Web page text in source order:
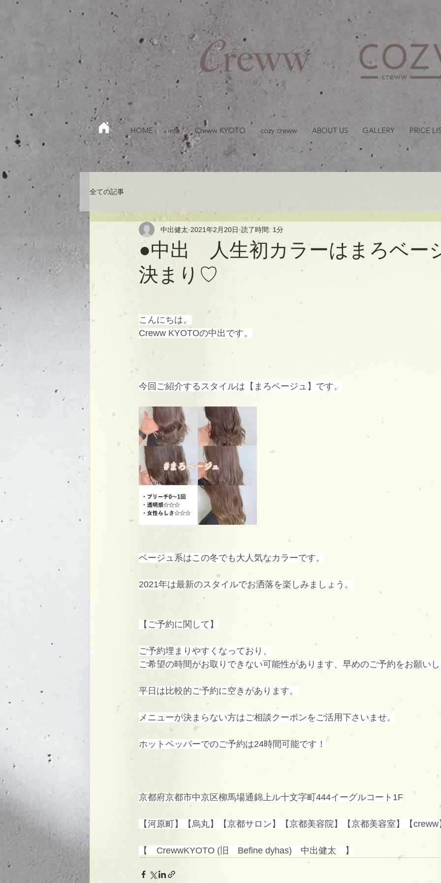
HOME info Creww KYOTO cozy creww ABOUT US GALLERY PRICE
全ての記事
●中出 人生初カラーはまろベー
決まり♡
中出健太 2021年2月20日 読了時間: 1分
こんにちは。
Creww KYOTOの中出です。
今回ご紹介するスタイルは【まろベージュ】です。
ベージュ系はこの冬でも大人気なカラーです。
2021年は最新のスタイルでお洒落を楽しみましょう。
【ご予約に関して】
ご予約埋まりやすくなっており、
ご希望の時間がお取りできない可能性があります、早めのご予約をお願い
平日は比較的ご予約に空きがあります。
メニューが決まらない方はご相談クーポンをご活用下さいませ。
ホットペッパーでのご予約は24時間可能です！
京都府京都市中京区柳馬場通錦上ル十文字町444イーグルコート1F
【河原町】【烏丸】【京都サロン】【京都美容院】【京都美容室】【creww
【　CrewwKYOTO (旧　Befine dyhas)　中出健太　】